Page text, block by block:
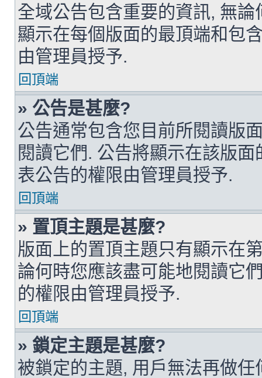
全域公告包含重要的資訊, 無
顯示在每個版面的最頂端和包
由管理員授予.
回頂端
» 公告是甚麼?
公告通常包含您目前所閱讀版
閱讀它們. 公告將顯示在該版
表公告的權限由管理員授予.
回頂端
» 置頂主題是甚麼?
版面上的置頂主題只有顯示在
論何時您應該盡可能地閱讀它
的權限由管理員授予.
回頂端
» 鎖定主題是甚麼?
被鎖定的主題, 用戶無法再做